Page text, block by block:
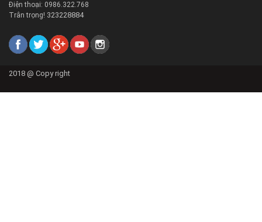
Điện thoại: 0986.322.768
Trân trọng! 323228884
2018 @ Copy right